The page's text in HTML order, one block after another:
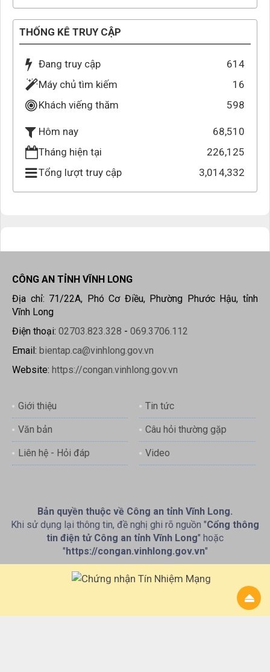
THỐNG KÊ TRUY CẬP
Đang truy cập
614
Máy chủ tìm kiếm
16
Khách viếng thăm
598
Hôm nay
68,510
Tháng hiện tại
226,125
Tổng lượt truy cập
3,014,332
CÔNG AN TỈNH VĨNH LONG
Địa chỉ: 71/22A, Phó Cơ Điều, Phường Phước Hậu, tỉnh
Vĩnh Long
Điện thoại: 02703.823.328 - 069.3706.112
Email: bientap.ca@vinhlong.gov.vn
Website: https://congan.vinhlong.gov.vn
Giới thiệu Tin tức
Văn bản Câu hỏi thường gặp
Liên hệ - Hỏi đáp Video
Bản quyền thuộc về Công an tỉnh Vĩnh Long.
Khi sử dụng lại thông tin, đề nghị ghi rõ nguồn "Cổng thông
tin điện tử Công an tỉnh Vĩnh Long" hoặc
"https://congan.vinhlong.gov.vn"